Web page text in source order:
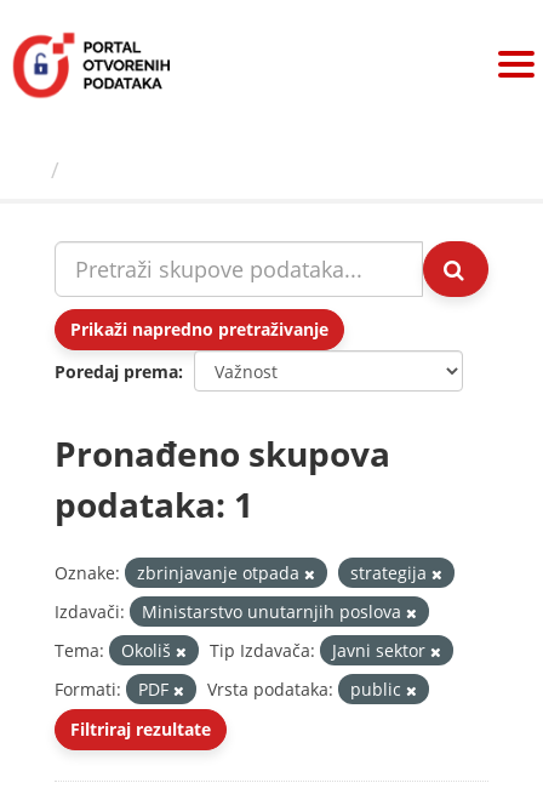
sadržaj
Prikaži napredno pretraživanje
Poredaj prema
Pronađeno skupova
podataka: 1
Oznake: zbrinjavanje otpada
strategija
Izdavači:
Ministarstvo unutarnjih poslova
Tema:
Okoliš Tip Izdavača:
Javni sektor
Formati:
PDF Vrsta podataka:
public
Filtriraj rezultate